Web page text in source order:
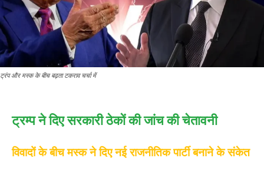
ट्रंप और मस्क के बीच बढ़ता टकराव चर्चा में
ट्रम्प ने दिए सरकारी ठेकों की जांच की चेतावनी
विवादों के बीच मस्क ने दिए नई राजनीतिक पार्टी बनाने के संकेत